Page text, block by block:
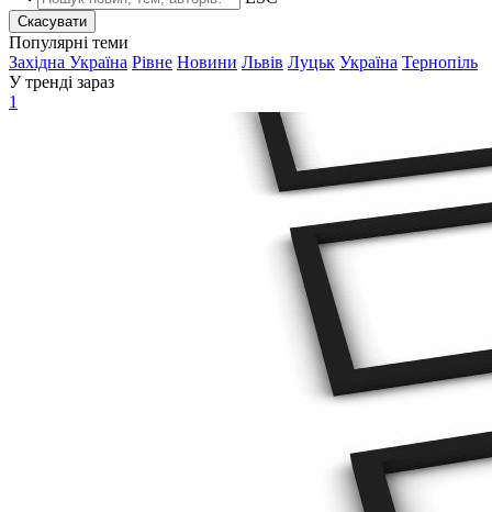
Скасувати
Популярні теми
Західна Україна Рівне Новини Львів Луцьк Україна Тернопіль
У тренді зараз
1